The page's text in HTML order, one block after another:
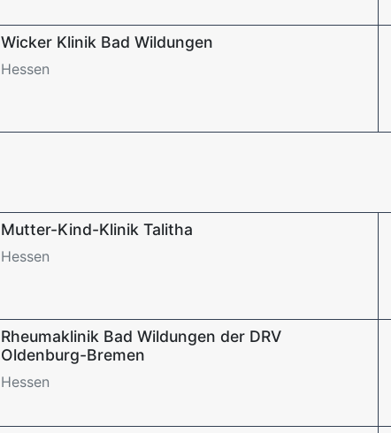
Wicker Klinik Bad Wildungen
Hessen
Mutter-Kind-Klinik Talitha
Hessen
Rheumaklinik Bad Wildungen der DRV
Oldenburg-Bremen
Hessen